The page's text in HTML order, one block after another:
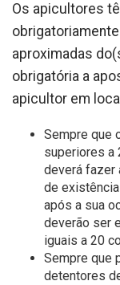
Os apicultores
aproximadas
obrigatória a
apicultor em
Sempre que
superiores a
deverá fazer
de
após a sua
deverão ser
iguais a 20
Sempre que
detentores